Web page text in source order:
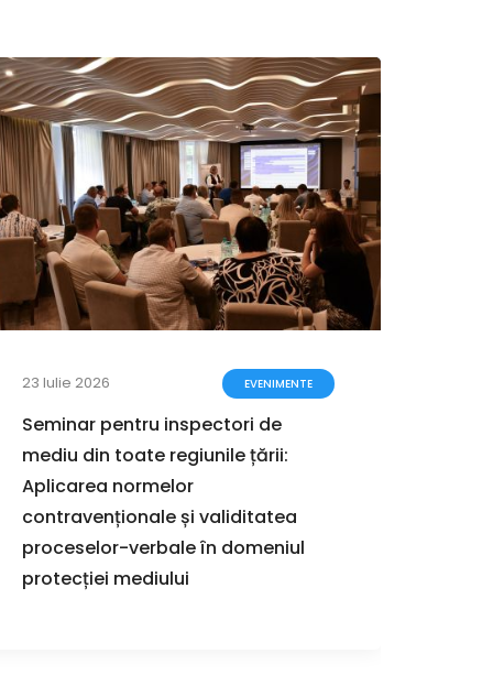
23 Iulie 2026 EVENIMENTE
Seminar pentru inspectori de
mediu din toate regiunile țării:
Aplicarea normelor
contravenționale și validitatea
proceselor-verbale în domeniul
protecției mediului